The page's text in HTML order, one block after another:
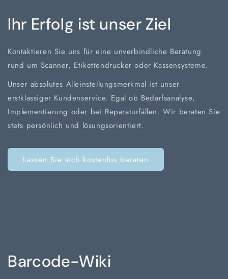
Ihr Erfolg ist unser Ziel
Kontaktieren Sie uns für eine unverbindliche Beratung
rund um Scanner, Etikettendrucker oder Kassensysteme.
Unser absolutes Alleinstellungsmerkmal ist unser
erstklassiger Kundenservice. Egal ob Bedarfsanalyse,
Implementierung oder bei Reparaturfällen. Wir beraten Sie
stets persönlich und lösungsorientiert.
Lassen Sie sich kostenlos beraten
Barcode-Wiki